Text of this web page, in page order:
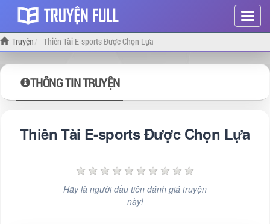
Hiện
menu
Truyện Thiên Tài E-sports Được Chọn Lựa
THÔNG TIN TRUYỆN
Thiên Tài E-sports Được Chọn Lựa
Hãy là người đầu tiên đánh giá truyện
này!